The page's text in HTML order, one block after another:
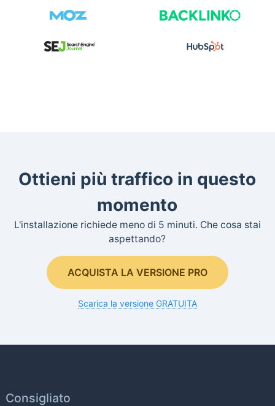
Ottieni più traffico in questo
momento
L'installazione richiede meno di 5 minuti. Che cosa stai
aspettando?
ACQUISTA LA VERSIONE PRO
Scarica la versione GRATUITA
Consigliato